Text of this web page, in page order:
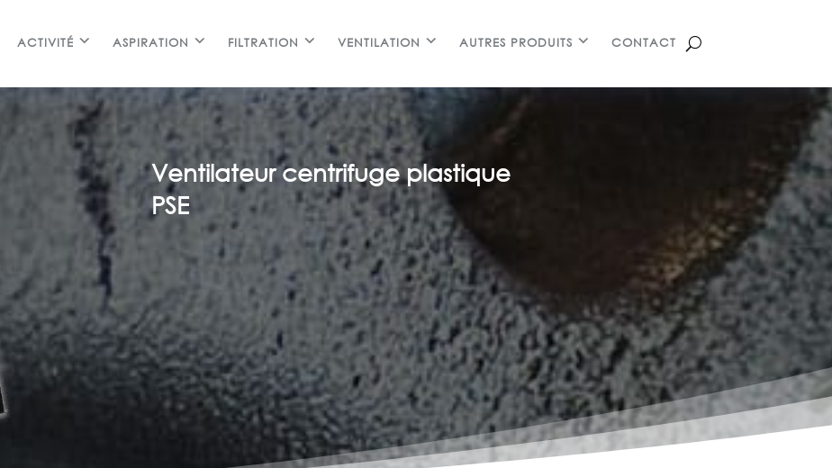
ACTIVITÉ ASPIRATION FILTRATION VENTILATION AUTRES PRODUITS CONTACT
Ventilateur centrifuge plastique
PSE